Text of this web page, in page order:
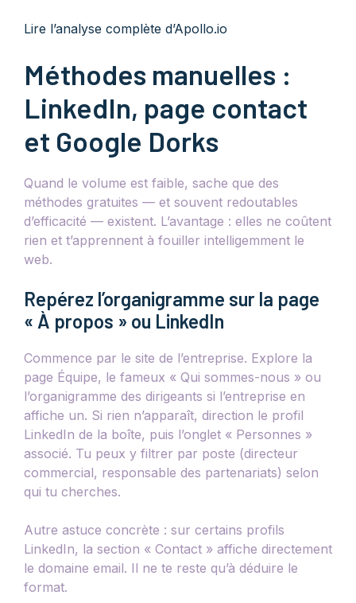
Lire l’analyse complète d’Apollo.io
Méthodes manuelles :
LinkedIn, page contact
et Google Dorks
Quand le volume est faible, sache que des
méthodes gratuites — et souvent redoutables
d’efficacité — existent. L’avantage : elles ne coûtent
rien et t’apprennent à fouiller intelligemment le
web.
Repérez l’organigramme sur la page
« À propos » ou LinkedIn
Commence par le site de l’entreprise. Explore la
page Équipe, le fameux « Qui sommes-nous » ou
l’organigramme des dirigeants si l’entreprise en
affiche un. Si rien n’apparaît, direction le profil
LinkedIn de la boîte, puis l’onglet « Personnes »
associé. Tu peux y filtrer par poste (directeur
commercial, responsable des partenariats) selon
qui tu cherches.
Autre astuce concrète : sur certains profils
LinkedIn, la section « Contact » affiche directement
le domaine email. Il ne te reste qu’à déduire le
format.